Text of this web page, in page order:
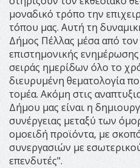
μοναδικό τρόπο την
τόπου μας. Αυτή τη
Δήμος Πέλλας μέσα από τον
επιστημονικής
σειράς ημερίδων όλο το
διευρυμένη θεματολογία
τομέα. Ακόμη στις
Δήμου μας είναι η
συνέργειας μεταξύ των
ομοειδή προϊόντα, με
συνεργασιών με
επενδυτές".